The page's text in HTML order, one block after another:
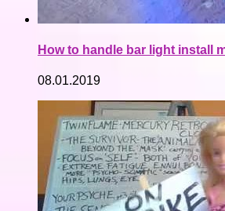
How to handle bar light install
08.01.2019